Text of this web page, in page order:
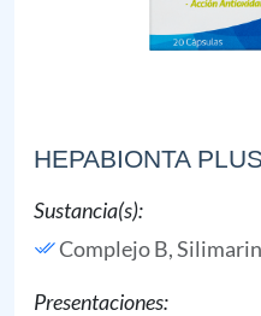
HEPABIONTA PLUS
Sustancia(s):
Complejo B,
Presentaciones: